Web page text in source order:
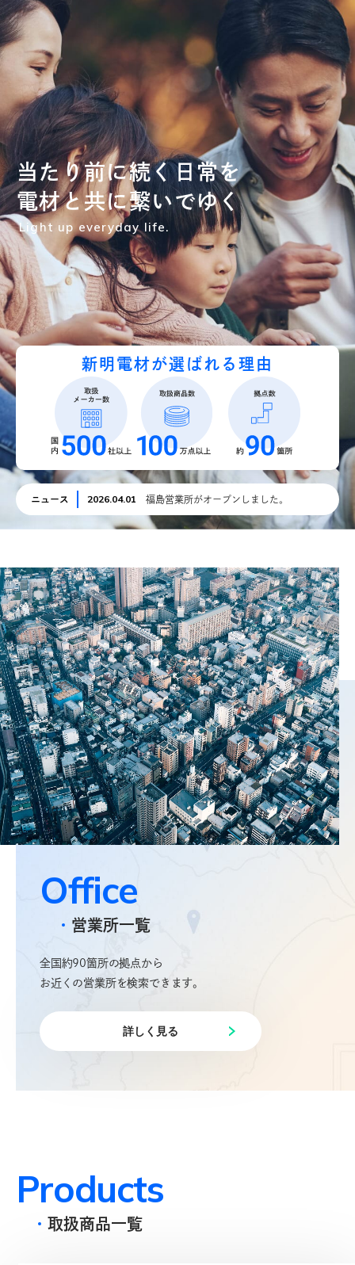
Top
Products
取扱商品一覧
Product List
取扱メーカー一覧
Office
営業所一覧
About Us
新明電材について
Company
企業情報
Recruit
News
Contact
総合お問合せ
FAX 048-653-8659
採用に関するお問合せ
048-667-5565
お問合せフォームはこちら
New graduate
新卒採用
明るい未来を創造しませんか。
中途採用
これまでの業種・職務経験を問わず、
当 たり前に続く日常を
電材と共に繋いでゆく
Light up everyday life.
新明電材が選ばれる理由
ニュース 2026.04.01 福島営業所がオープンしました。
Office
営業所一覧
全国約90箇所の拠点から
お近くの営業所を検索できます。
詳しく見る
Products
取扱商品一覧